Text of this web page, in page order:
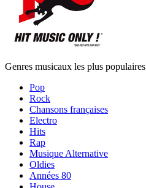
Genres musicaux les plus populaires
Pop
Rock
Chansons françaises
Electro
Hits
Rap
Musique Alternative
Oldies
Années 80